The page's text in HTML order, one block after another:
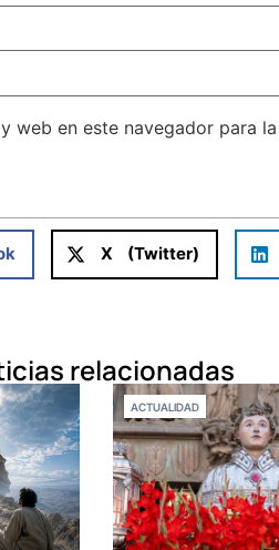
web en este navegador para
X (Twitter)
relacionadas
ACTUALIDAD